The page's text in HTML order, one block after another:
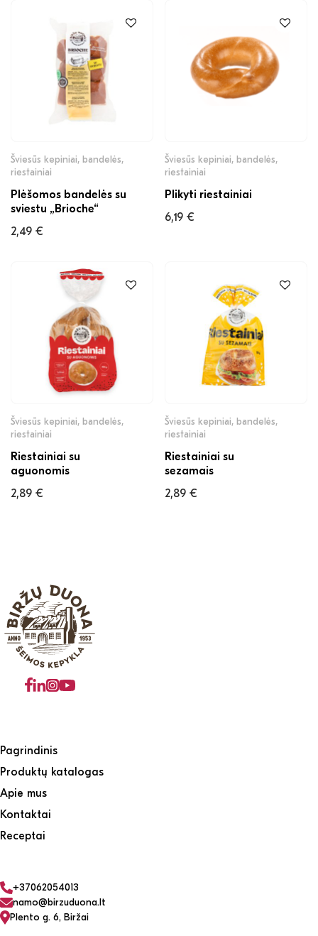
Šviesūs kepiniai, bandelės,
riestainiai
Plėšomos bandelės su
sviestu „Brioche“
2,49 €
Šviesūs kepiniai, bandelės,
riestainiai
Plikyti riestainiai
6,19 €
Šviesūs kepiniai, bandelės,
riestainiai
Riestainiai su
aguonomis
2,89 €
Šviesūs kepiniai, bandelės,
riestainiai
Riestainiai su
sezamais
2,89 €
Pagrindinis
Produktų katalogas
Apie mus
Kontaktai
Receptai
+37062054013
namo@birzuduona.lt
Plento g. 6, Biržai